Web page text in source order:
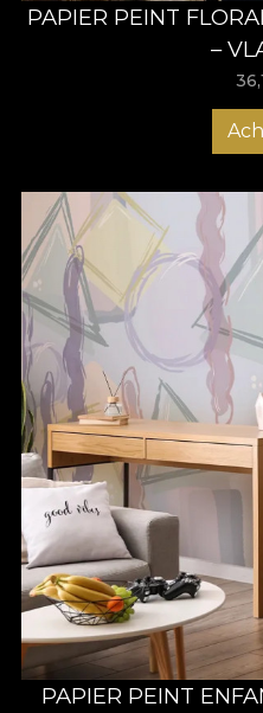
PAPIER PEINT
–
PAPIER PEINT